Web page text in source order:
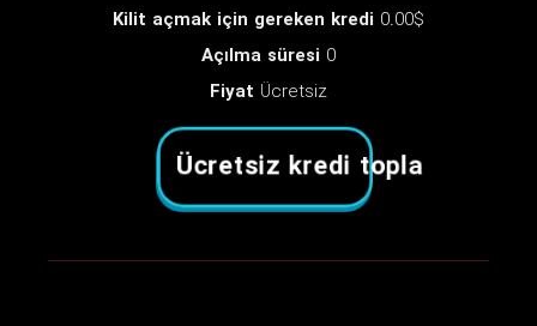
Kilit açmak için gereken kredi 0.00$
Açılma süresi 0
Fiyat Ücretsiz
Ücretsiz kredi topla